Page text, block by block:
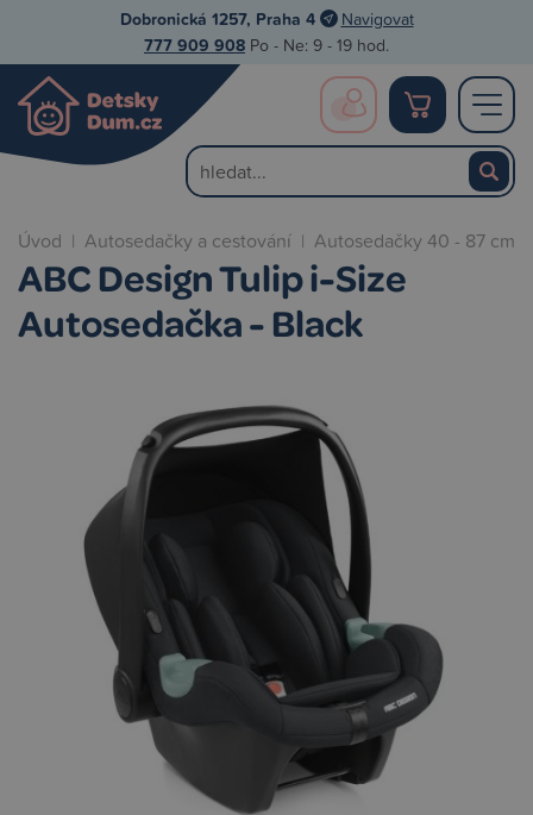
Dobronická 1257, Praha 4 Navigovat
777 909 908 Po - Ne: 9 - 19 hod.
Úvod | Autosedačky a cestování | Autosedačky 40 - 87 cm
ABC Design Tulip i-Size
Autosedačka - Black